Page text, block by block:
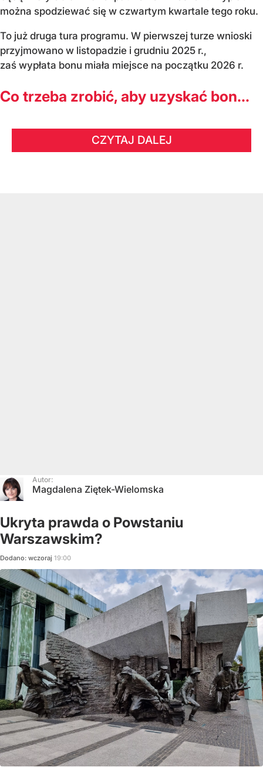
można spodziewać się w czwartym kwartale tego roku.
To już druga tura programu. W pierwszej turze wnioski
przyjmowano w listopadzie i grudniu 2025 r.,
zaś wypłata bonu miała miejsce na początku 2026 r.
Co trzeba zrobić, aby uzyskać bon...
CZYTAJ DALEJ
Autor:
Magdalena Ziętek-Wielomska
Ukryta prawda o Powstaniu
Warszawskim?
Dodano: wczoraj 19:00